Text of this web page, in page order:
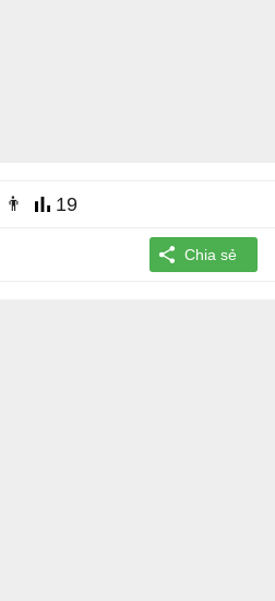
👨 19